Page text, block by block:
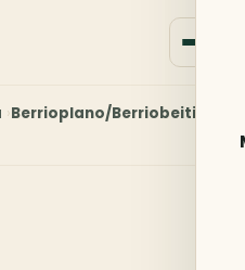
Berrioplano/Berriobeiti